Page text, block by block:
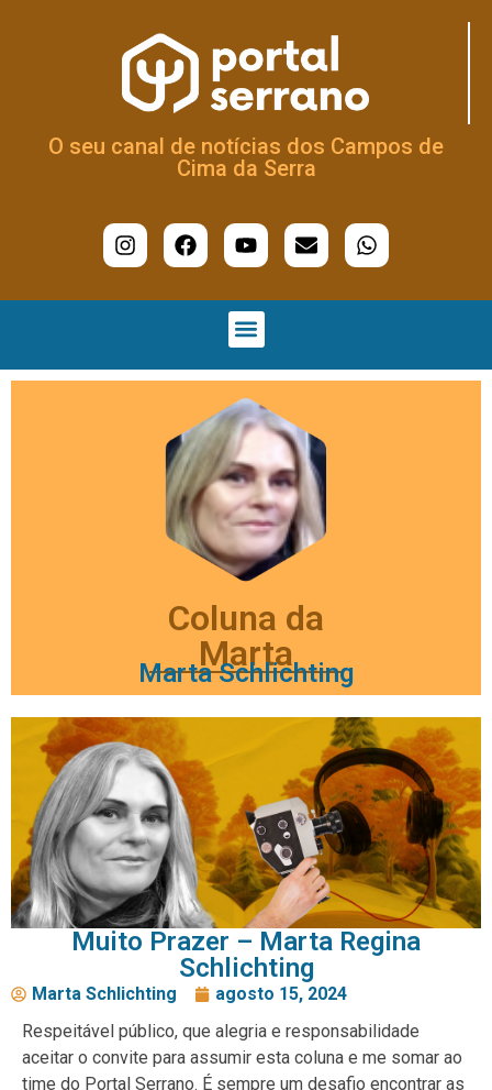
O seu canal de notícias dos Campos de
Cima da Serra
Coluna da
Marta
Marta Schlichting
Muito Prazer – Marta Regina
Schlichting
Marta Schlichting
agosto 15, 2024
Respeitável público, que alegria e responsabilidade
aceitar o convite para assumir esta coluna e me somar ao
time do Portal Serrano. É sempre um desafio encontrar as